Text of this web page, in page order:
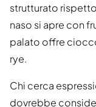
strutturato
naso si apre con
palato offre
rye.
Chi cerca
dovrebbe